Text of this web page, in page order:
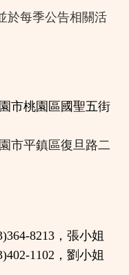
於每季公告相關活
市桃園區國聖五街
市平鎮區復旦路二
8213，張小姐
1102 ，劉小姐